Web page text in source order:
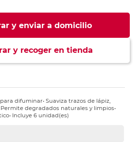
y enviar a domicilio
y recoger en tienda
difuminar• Suaviza trazos de lápiz,
degradados naturales y limpios•
Incluye 6 unidad(es)